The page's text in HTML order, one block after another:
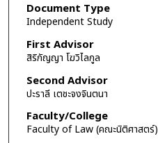
Document Type
Independent Study
First Advisor
สิริกัญญา โฆวิไลกูล
Second Advisor
ปะราลี เตชะจงจินตนา
Faculty/College
Faculty of Law (คณะนิติศาสตร์)